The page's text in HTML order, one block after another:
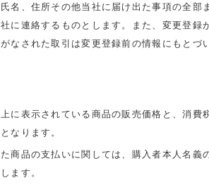
名、住所その他当社に届け出た事項の全部
に連絡するものとします。また、変更登録
なされた取引は変更登録前の情報にもとづ
に表示されている商品の販売価格と、消費
なります。
商品の支払いに関しては、購入者本人名義
ます。